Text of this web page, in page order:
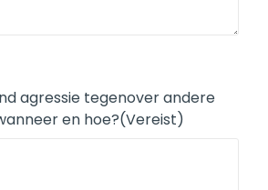
agressie tegenover andere
en hoe?(Vereist)